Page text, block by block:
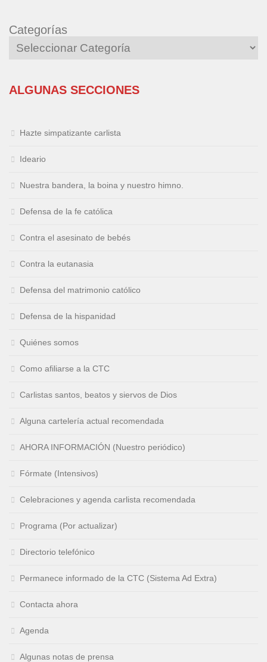
Categorías
ALGUNAS SECCIONES
Hazte simpatizante carlista
Ideario
Nuestra bandera, la boina y nuestro himno.
Defensa de la fe católica
Contra el asesinato de bebés
Contra la eutanasia
Defensa del matrimonio católico
Defensa de la hispanidad
Quiénes somos
Como afiliarse a la CTC
Carlistas santos, beatos y siervos de Dios
Alguna cartelería actual recomendada
AHORA INFORMACIÓN (Nuestro periódico)
Fórmate (Intensivos)
Celebraciones y agenda carlista recomendada
Programa (Por actualizar)
Directorio telefónico
Permanece informado de la CTC (Sistema Ad Extra)
Contacta ahora
Agenda
Algunas notas de prensa